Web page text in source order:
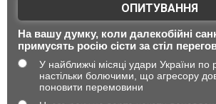
ОПИТУВАННЯ
На вашу думку, коли далекобійні
примусять росію сісти за стіл
У найближчі місяці удари України по
настільки болючими, що агресору
поновити перемовини